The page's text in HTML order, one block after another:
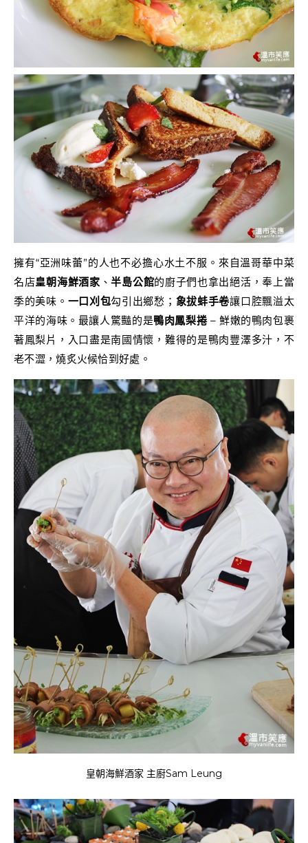
擁有“亞洲味蕾”的人也不必擔心水土不服。來自溫哥華中菜
名店皇朝海鮮酒家 、半島公館的廚子們也拿出絕活，奉上當
季的美味。 一口刈包勾引出鄉愁； 象拔蚌手卷讓口腔飄溢太
平洋的海味。最讓人驚豔的是鴨肉鳳梨捲– 鮮嫩的鴨肉包裹
著鳳梨片，入口盡是南國情懷，難得的是鴨肉豐澤多汁，不
老不澀，燒炙火候恰到好處。
皇朝海鮮酒家 主廚Sam Leung